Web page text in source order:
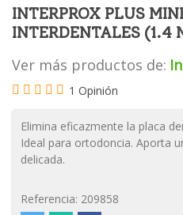
INTERPROX PLUS
INTERDENTALES (1.4
Ver más productos de:
1 Opinión
Elimina eficazmente la placa
Ideal para ortodoncia. Aporta
delicada.
Referencia: 209858